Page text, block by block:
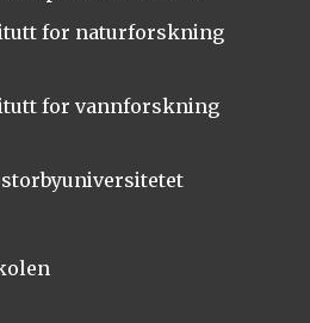
for naturforskning
for vannforskning